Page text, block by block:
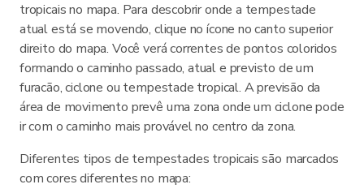
tropicais no mapa. Para descobrir onde a tempestade
atual está se movendo, clique no ícone no canto superior
direito do mapa. Você verá correntes de pontos coloridos
formando o caminho passado, atual e previsto de um
furacão, ciclone ou tempestade tropical. A previsão da
área de movimento prevê uma zona onde um ciclone pode
ir com o caminho mais provável no centro da zona.
Diferentes tipos de tempestades tropicais são marcados
com cores diferentes no mapa: